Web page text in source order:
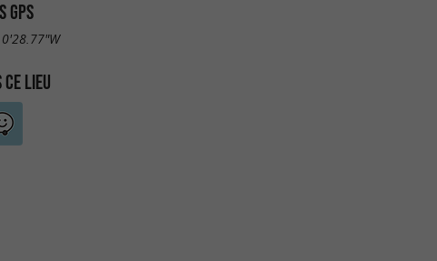
GPS
CE LIEU